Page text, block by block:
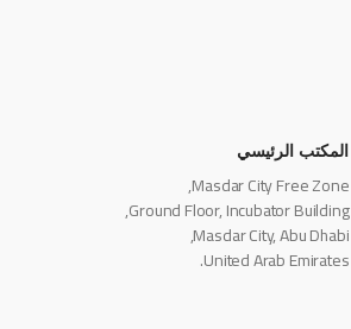
المكتب الرئيسي
Masdar City Free Zone,
Ground Floor, Incubator Building,
Masdar City, Abu Dhabi,
United Arab Emirates.